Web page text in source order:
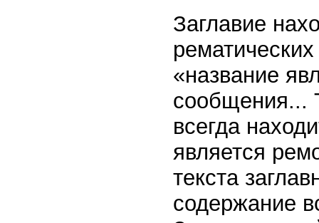
Заглавие
«название
сообщения...
всегда
является
текста
содержание